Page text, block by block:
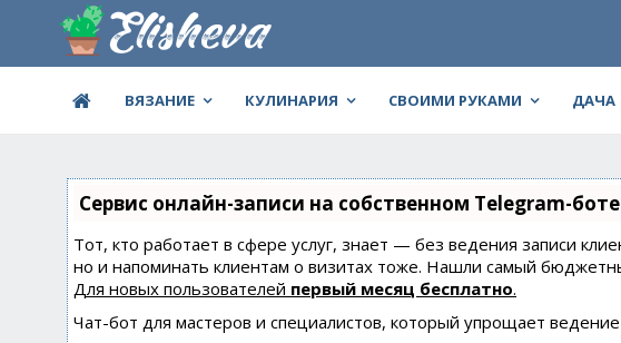
ВЯЗАНИЕ КУЛИНАРИЯ СВОИМИ РУКАМИ ДАЧА
Сервис онлайн-записи на собственном Telegram-боте
Тот, кто работает в сфере услуг, знает — без ведения записи
но и напоминать клиентам о визитах тоже. Нашли самый
Для новых пользователей первый месяц бесплатно.
Чат-бот для мастеров и специалистов, который упрощает ведение